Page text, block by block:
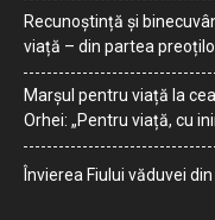
Recunoștință și
viață – din partea
Marșul pentru viață la
Orhei: „Pentru viață, cu
Învierea Fiului văduvei din